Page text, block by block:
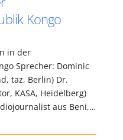
Kongo
in der
Sprecher: Dominic
taz, Berlin) Dr.
KASA, Heidelberg)
aus Beni,…